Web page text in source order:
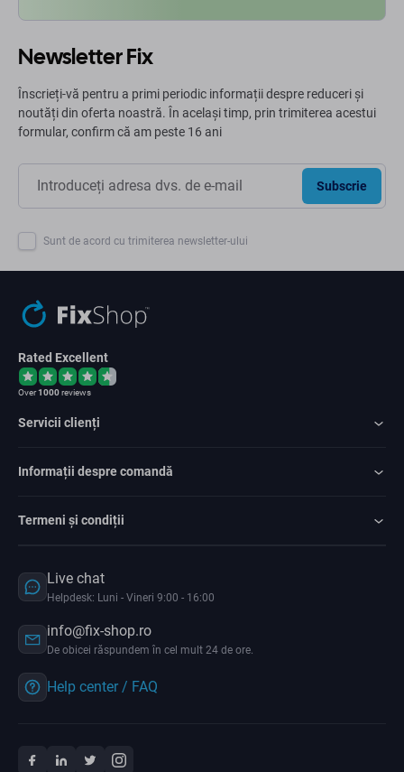
Newsletter Fix
Înscrieți-vă pentru a primi periodic informații despre reduceri și
noutăți din oferta noastră. În același timp, prin trimiterea acestui
formular, confirm că am peste 16 ani
Subscrie
Sunt de acord cu trimiterea newsletter-ului
Rated Excellent
Over1000reviews
Servicii clienți
Informații despre comandă
Termeni și condiții
Live chat
Helpdesk: Luni - Vineri 9:00 - 16:00
info@fix-shop.ro
De obicei răspundem în cel mult 24 de ore.
Help center / FAQ